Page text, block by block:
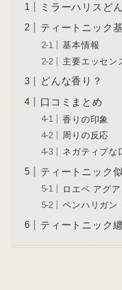
ミラーハリスど
ティートニック
基本情報
主要エッセン
どんな香り？
口コミまとめ
香りの印象
周りの反応
ネガティブな
ティートニック
ロエベ アグア
ペンハリガン
ティートニック